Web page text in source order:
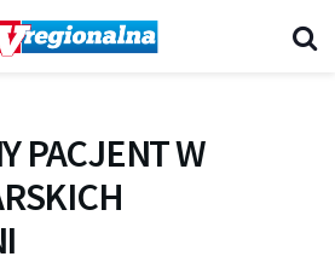
PACJENT W